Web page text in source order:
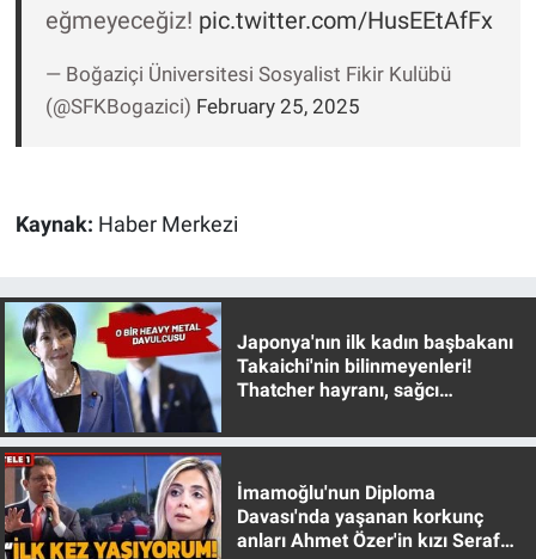
eğmeyeceğiz! pic.twitter.com/HusEEtAfFx
— Boğaziçi Üniversitesi Sosyalist Fikir Kulübü
(@SFKBogazici) February 25, 2025
Kaynak: Haber Merkezi
Japonya'nın ilk kadın başbakanı
Takaichi'nin bilinmeyenleri!
Thatcher hayranı, sağcı
İmamoğlu'nun Diploma
Davası'nda yaşanan korkunç
anları Ahmet Özer'in kızı Seraf